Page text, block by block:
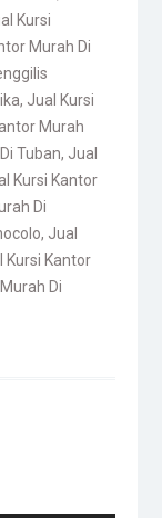
Kursi
Murah Di
, Jual Kursi
Murah
Tuban, Jual
Kursi Kantor
Di
, Jual
Kursi Kantor
Di